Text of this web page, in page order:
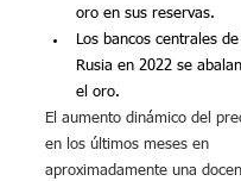
oro en sus reservas.
Los bancos centrales
Rusia en 2022 se
el oro.
El aumento dinámico del
en los últimos meses en
aproximadamente una